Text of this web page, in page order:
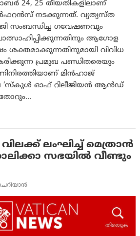
24, 25 തീയതികളിലാണ്
നടക്കുന്നത്. വ്യത്യസ്ത
സംബന്ധിച്ച ഗവേഷണവും
ആഗോള
ശക്തമാക്കുന്നതിനുമായി വിവിധ
പ്രമുഖ പണ്ഡിതരെയും
മിൻഹാജ്
‘സ്കൂൾ ഓഫ് റിലീജിയൻ ആൻഡ്
ലംഘിച്ച് മെത്രാൻ
സഭയിൽ വീണ്ടും